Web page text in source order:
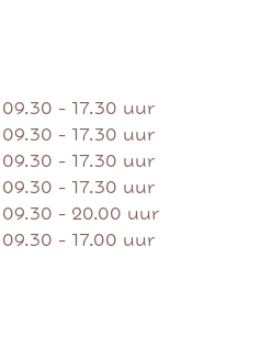
09.30 - 17.30 uur
09.30 - 17.30 uur
09.30 - 17.30 uur
09.30 - 17.30 uur
09.30 - 20.00 uur
09.30 - 17.00 uur